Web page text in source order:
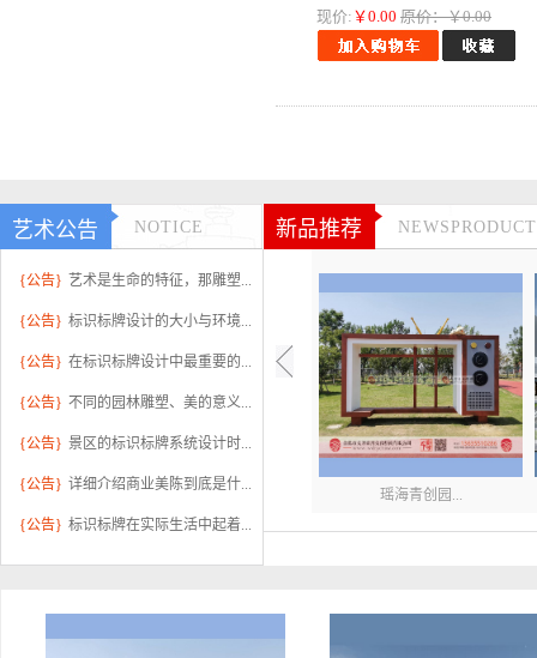
现价: ￥0.00 原价：￥0.00
艺术公告 NOTICE
{公告} 艺术是生命的特征，那雕塑...
{公告} 标识标牌设计的大小与环境...
{公告} 在标识标牌设计中最重要的...
{公告} 不同的园林雕塑、美的意义...
{公告} 景区的标识标牌系统设计时...
{公告} 详细介绍商业美陈到底是什...
{公告} 标识标牌在实际生活中起着...
新品推荐 NEWSPRODUCT
瑶海青创园...